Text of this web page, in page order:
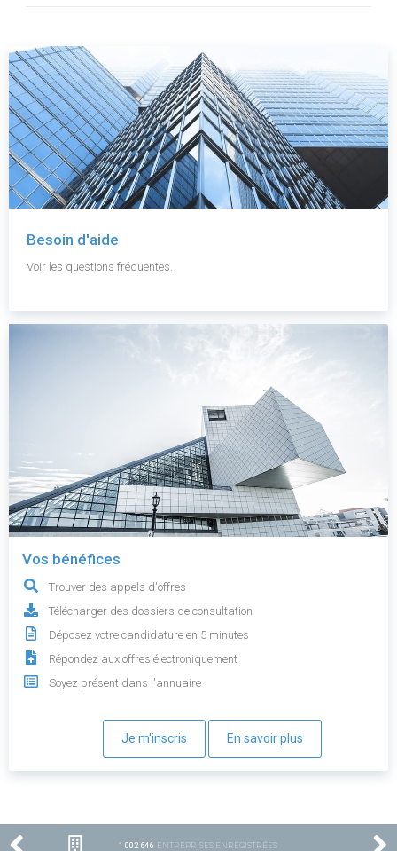
Besoin d'aide
Voir les questions fréquentes.
Vos bénéfices
Trouver des appels d'offres
Télécharger des dossiers de consultation
Déposez votre candidature en 5 minutes
Répondez aux offres électroniquement
Soyez présent dans l'annuaire
Je m'inscris En savoir plus
1 002 646 ENTREPRISES ENREGISTRÉES